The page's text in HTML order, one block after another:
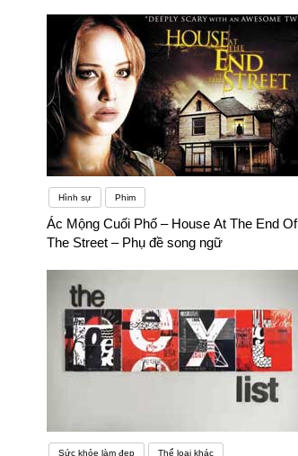
Hình sự Phim
Ác Mộng Cuối Phố – House At The End Of
The Street – Phụ đề song ngữ
Sức khỏe làm đẹp Thể loại khác